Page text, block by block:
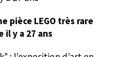
pièce LEGO très rare
il y a 27 ans